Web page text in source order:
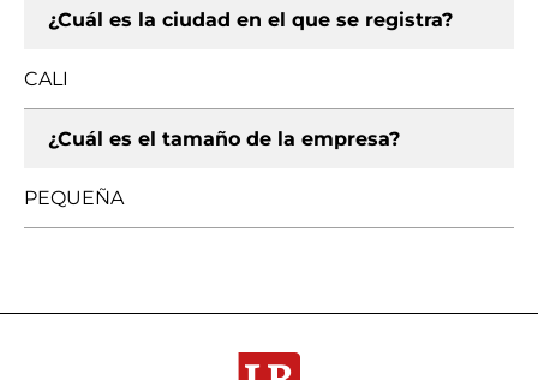
¿Cuál es la ciudad en el que se registra?
CALI
¿Cuál es el tamaño de la empresa?
PEQUEÑA